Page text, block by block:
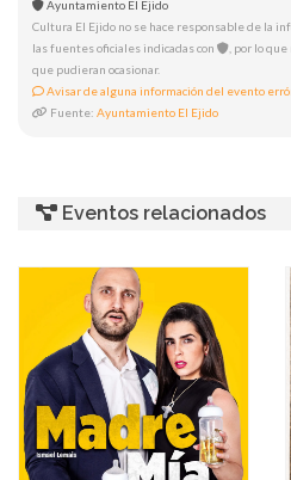
Ayuntamiento El Ejido
Cultura El Ejido no se hace responsable de la
las fuentes oficiales indicadas con
, por lo
que pudieran ocasionar.
Avisar de alguna información del evento
Fuente: Ayuntamiento El Ejido
Eventos relacionados